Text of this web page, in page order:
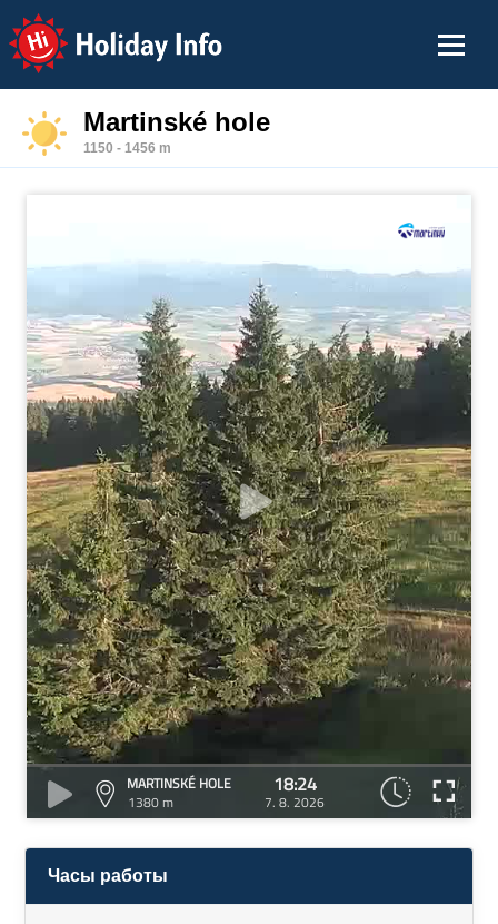
Holiday Info
Martinské hole
1150 - 1456 m
MARTINSKÉ HOLE
1380 m
18:24
7. 8. 2026
Часы работы